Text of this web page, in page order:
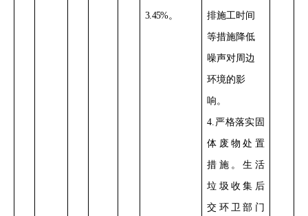
3.45%。 排施工时间
等措施降低
噪声对周边
环境的影
响。
4. 严格落实 固
体废物处置
措施。生活
垃圾收集后
交环卫部门